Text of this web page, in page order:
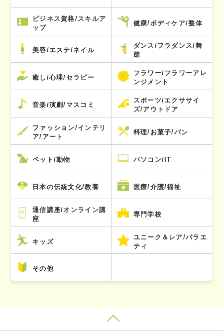
ビジネス資格/スキルア
ップ
健康/ボディケア/整体
美容/エステ/ネイル
ダンス/フラダンス/舞
踏
癒し/心理/セラピー
フラワー/フラワーアレ
ンジメント
音楽/演劇/マスコミ
スポーツ/エクササイ
ズ/アウトドア
ファッション/インテリ
ア/アート
料理/お菓子/パン
ペット/動物 パソコン/IT
日本の伝統文化/教養 医療/介護/福祉
通信講座/オンライン講
座
専門学校
キッズ
ユニーク＆レア/バラエ
ティ
その他